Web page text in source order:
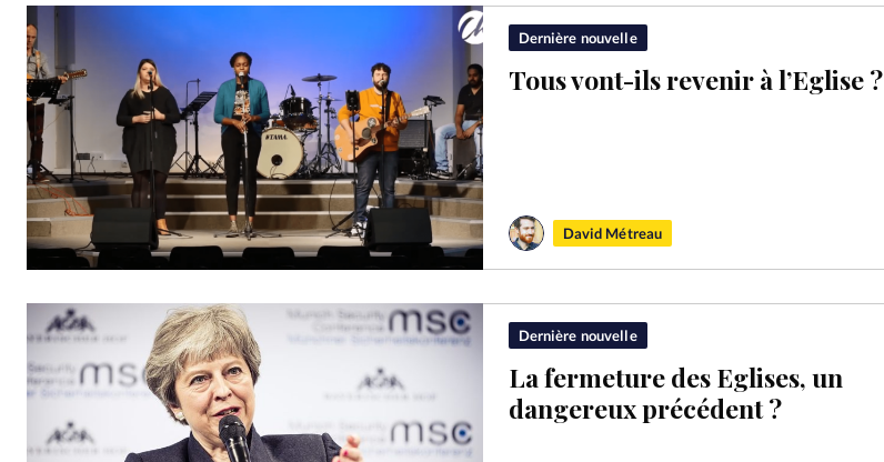
Dernière nouvelle
Tous vont-ils revenir à l’Eglise ?
David Métreau
Dernière nouvelle
La fermeture des Eglises, un
dangereux précédent ?